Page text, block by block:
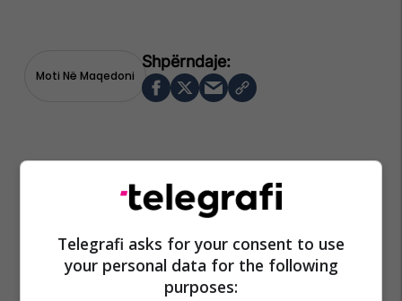
Moti Në Maqedoni
Telegrafi asks for your consent to use
your personal data for the following
purposes: